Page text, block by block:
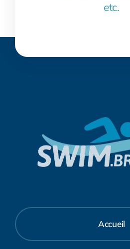
etc.
Accueil